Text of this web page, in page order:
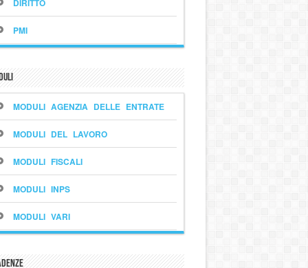
DIRITTO
PMI
MODULI AGENZIA DELLE ENTRATE
MODULI DEL LAVORO
MODULI FISCALI
MODULI INPS
MODULI VARI